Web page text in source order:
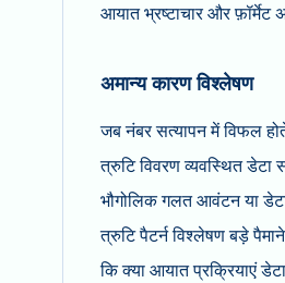
आयात भ्रष्टाचार और
अमान्य कारण विश्लेषण
जब नंबर सत्यापन में विफल
त्रुटि विवरण व्यवस्थित
भौगोलिक गलत आवंटन या
त्रुटि पैटर्न विश्लेषण बड़े
कि क्या आयात प्रक्रियाएं